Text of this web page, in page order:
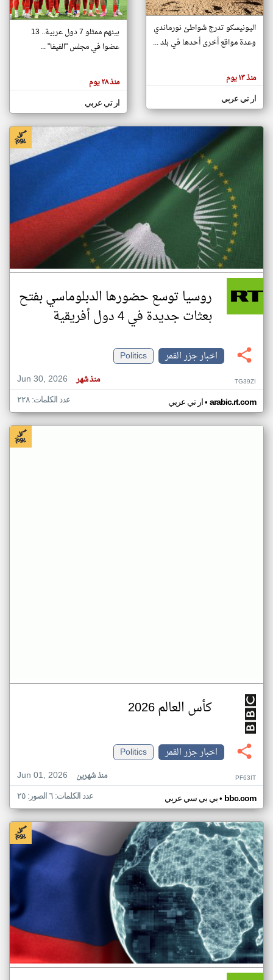
تغيير الدولة
اخبار جزر القمر على مدار الساعة
أهم اخبار جزر القمر العاجلة والمباشرة
هنا عن
وجهة
كاتبيها.
اليونيسكو تدرج شواطئ نورماندي
وعدة مواقع أخرى أحدها في بلد ...
منذ ١٣ يوم
ار تي عربي
بينهم ممثلو 7 دول عربية.. 13
عضوا في مجلس "الفيفا" ...
منذ ٢٨ يوم
ار تي عربي
روسيا توسع حضورها الدبلوماسي بفتح
بعثات جديدة في 4 دول أفريقية
اخبار جزر القمر
Politics
Jun 30, 2026
منذ شهر TG39ZI
ار تي عربي• arabic.rt.com عدد الكلمات: ٢٢٨
كأس العالم 2026
اخبار جزر القمر
Politics
Jun 01, 2026
منذ شهرين PF63IT
بي بي سي عربي• bbc.com عدد الكلمات: ٦ الصور: ٢٥
klyoum.com